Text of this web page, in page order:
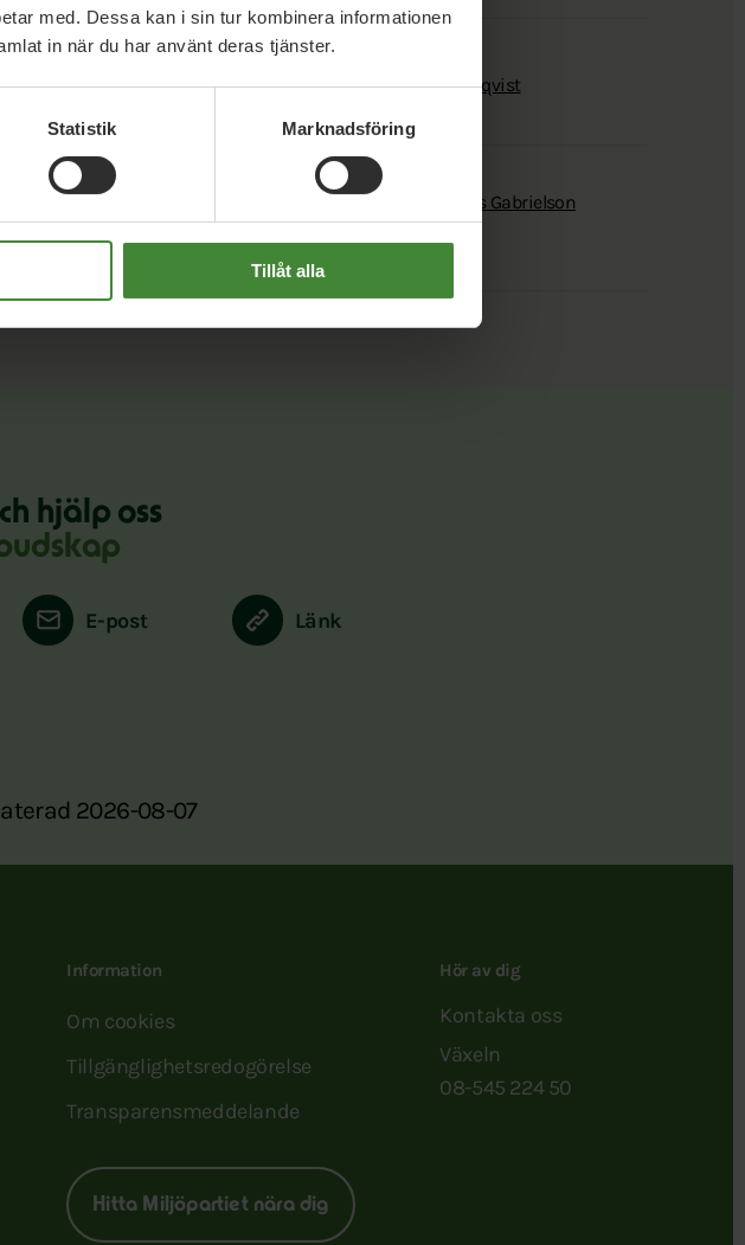
med. Dessa kan i sin tur kombinera informationen
in när du har använt deras tjänster.
Statistik Marknadsföring
Tillåt alla
Lindgren Maj Ardesjö Maria Petri Richard Holmqvist
Aron Knifström Jonas Åsenius
Magnus Gabrielson
Samuel Svan
hjälp oss
E-post Länk
2026-08-07
Information
Om cookies
Tillgänglighetsredogörelse
Transparensmeddelande
Hitta Miljöpartiet nära dig
Hör av dig
Kontakta oss
Växeln
08-545 224 50